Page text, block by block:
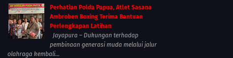
Perhatian Polda Papua, Atlet Sasana
Ambroben Boxing Terima Bantuan
Perlengkapan Latihan
Jayapura – Dukungan terhadap
pembinaan generasi muda melalui jalur
olahraga kembali...